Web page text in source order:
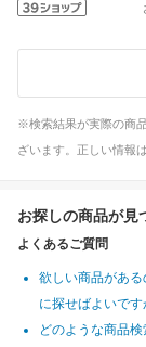
※検索結果が実際の商
ざいます。正しい情報
お探しの商品が見
よくあるご質問
欲しい商品があ
に探せばよいです
どのような商品